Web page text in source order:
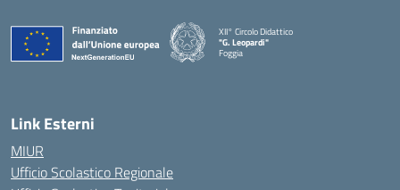
XII° Circolo Didattico
"G. Leopardi"
Foggia
— Visita la pagina iniziale della scuola
Link Esterni
MIUR
Ufficio Scolastico Regionale